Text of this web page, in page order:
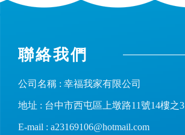
聯絡我們
公司名稱 : 幸福我家有限公司
地址 : 台中市西屯區上墩路11號14樓之3
E-mail : a23169106@hotmail.com